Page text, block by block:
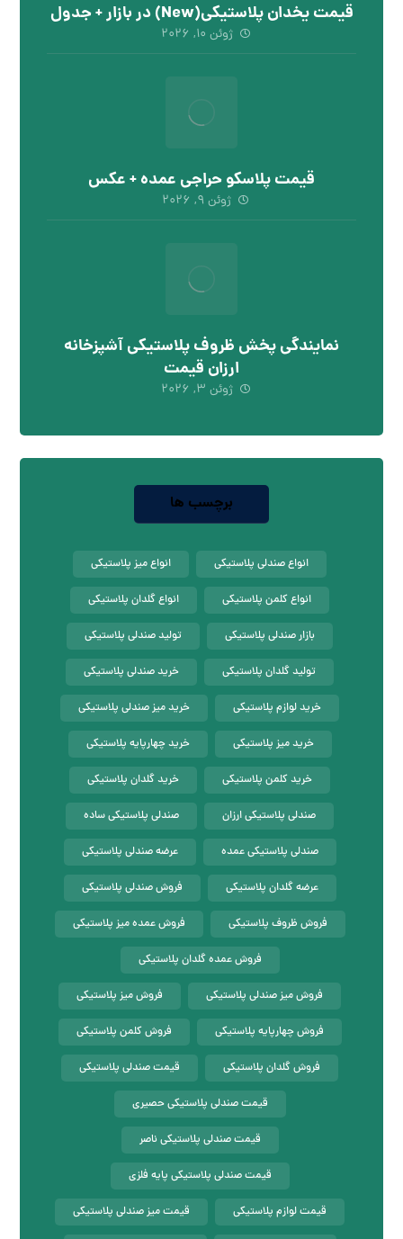
قیمت یخدان پلاستیکی(New) در بازار + جدول
ژوئن ۱۰, ۲۰۲۶
قیمت پلاسکو حراجی عمده + عکس
ژوئن ۹, ۲۰۲۶
نمایندگی پخش ظروف پلاستیکی آشپزخانه
ارزان قیمت
ژوئن ۳, ۲۰۲۶
برچسب ها
انواع صندلی پلاستیکی انواع میز پلاستیکی
انواع کلمن پلاستیکی انواع گلدان پلاستیکی
بازار صندلی پلاستیکی تولید صندلی پلاستیکی
تولید گلدان پلاستیکی خرید صندلی پلاستیکی
خرید لوازم پلاستیکی خرید میز صندلی پلاستیکی
خرید میز پلاستیکی خرید چهارپایه پلاستیکی
خرید کلمن پلاستیکی خرید گلدان پلاستیکی
صندلی پلاستیکی ارزان صندلی پلاستیکی ساده
صندلی پلاستیکی عمده عرضه صندلی پلاستیکی
عرضه گلدان پلاستیکی فروش صندلی پلاستیکی
فروش ظروف پلاستیکی فروش عمده میز پلاستیکی
فروش عمده گلدان پلاستیکی
فروش میز صندلی پلاستیکی فروش میز پلاستیکی
فروش چهارپایه پلاستیکی فروش کلمن پلاستیکی
فروش گلدان پلاستیکی قیمت صندلی پلاستیکی
قیمت صندلی پلاستیکی حصیری
قیمت صندلی پلاستیکی ناصر
قیمت صندلی پلاستیکی پایه فلزی
قیمت لوازم پلاستیکی قیمت میز صندلی پلاستیکی